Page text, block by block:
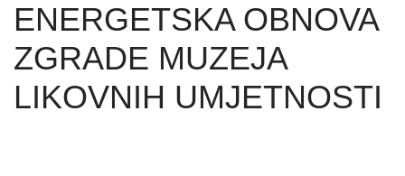
ENERGETSKA OBNOVA
ZGRADE MUZEJA
LIKOVNIH UMJETNOSTI